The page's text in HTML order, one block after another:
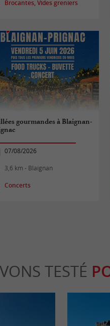
Brocantes, Vides greniers
gourmandes à Blaignan-
07/08/2026
3,6 km - Blaignan
Concerts
TESTÉ